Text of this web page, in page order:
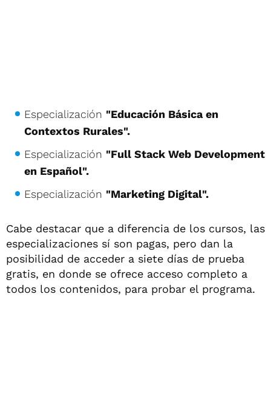
Especialización "Educación Básica en
Contextos Rurales".
Especialización "Full Stack Web Development
en Español".
Especialización "Marketing Digital".
Cabe destacar que a diferencia de los cursos, las
especializaciones sí son pagas, pero dan la
posibilidad de acceder a siete días de prueba
gratis, en donde se ofrece acceso completo a
todos los contenidos, para probar el programa.